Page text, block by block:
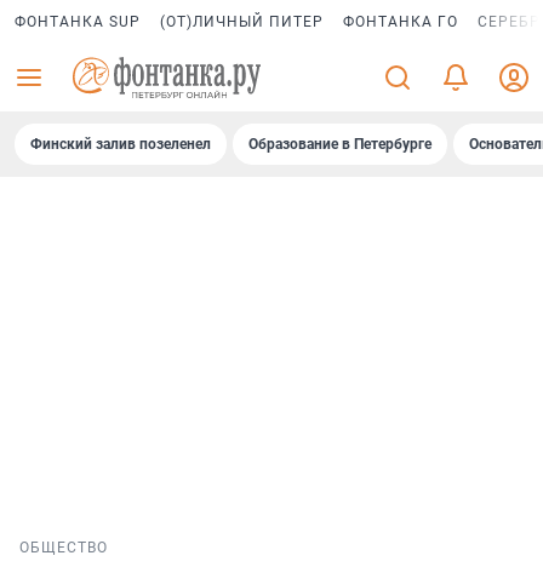
ФОНТАНКА SUP (ОТ)ЛИЧНЫЙ ПИТЕР ФОНТАНКА ГО
Финский залив позеленел Образование в Петербурге
ОБЩЕСТВО